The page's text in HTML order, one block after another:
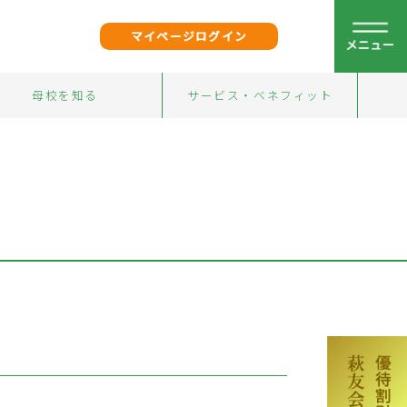
母校を知る サービス・ベネフィット
マイページログイン